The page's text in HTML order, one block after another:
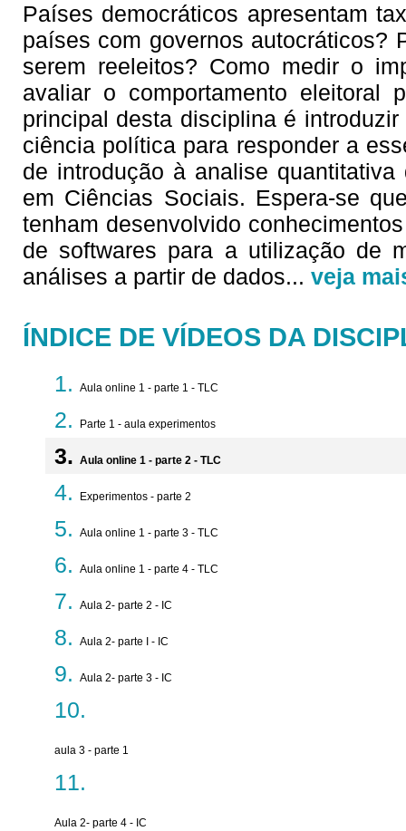
Países democráticos apresentam
países com governos autocráticos?
serem reeleitos? Como medir o
avaliar o comportamento eleitoral
principal desta disciplina é
ciência política para responder a
de introdução à analise
em Ciências Sociais. Espera-se
tenham desenvolvido
de softwares para a utilização de
análises a partir de dados... veja
ÍNDICE DE VÍDEOS DA
Aula online 1 - parte 1 - TLC
Parte 1 - aula experimentos
Aula online 1 - parte 2 - TLC
Experimentos - parte 2
Aula online 1 - parte 3 - TLC
Aula online 1 - parte 4 - TLC
Aula 2- parte 2 - IC
Aula 2- parte I - IC
Aula 2- parte 3 - IC
aula 3 - parte 1
Aula 2- parte 4 - IC